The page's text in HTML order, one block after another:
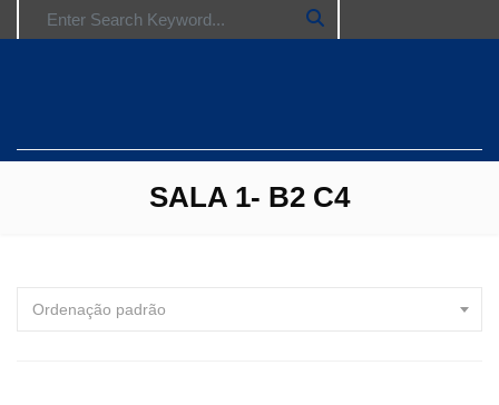
SALA 1- B2 C4
Ordenação padrão